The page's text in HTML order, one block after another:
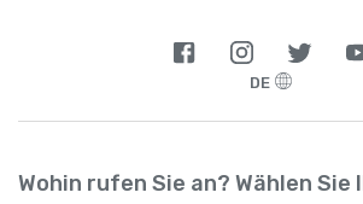
DE
Wohin rufen Sie an? Wählen Sie